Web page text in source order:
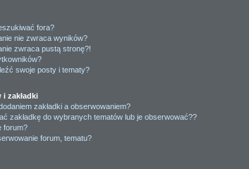
fora?
nie zwraca wyników?
zwraca pustą stronę?!
swoje posty i tematy?
zakładki
zakładki a obserwowaniem?
zakładkę do wybranych tematów lub je obserwować??
forum?
forum, tematu?